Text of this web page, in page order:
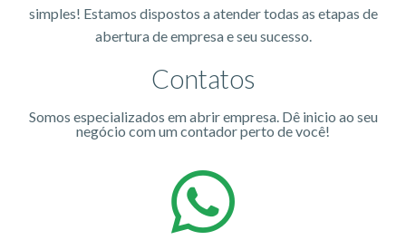
simples! Estamos dispostos a atender todas as etapas de
abertura de empresa e seu sucesso.
Contatos
Somos especializados em abrir empresa. Dê inicio ao seu
negócio com um contador perto de você!